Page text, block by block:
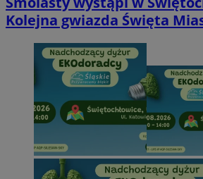
Kolejna gwiazda Święta